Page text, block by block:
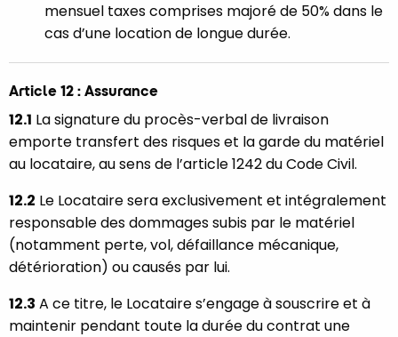
mensuel taxes comprises majoré de 50% dans le
cas d’une location de longue durée.
Article 12 : Assurance
12.1 La signature du procès-verbal de livraison
emporte transfert des risques et la garde du matériel
au locataire, au sens de l’article 1242 du Code Civil.
12.2 Le Locataire sera exclusivement et intégralement
responsable des dommages subis par le matériel
(notamment perte, vol, défaillance mécanique,
détérioration) ou causés par lui.
12.3 A ce titre, le Locataire s’engage à souscrire et à
maintenir pendant toute la durée du contrat une